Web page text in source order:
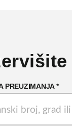
PREUZIMANJA